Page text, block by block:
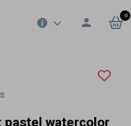
0
pastel watercolor